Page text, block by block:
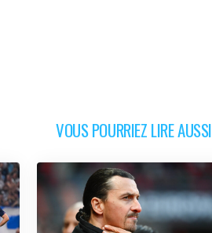
VOUS POURRIEZ LIRE AUSSI